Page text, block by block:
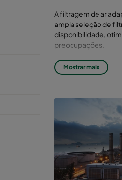
A filtragem de ar
ampla seleção de
disponibilidade,
preocupações.
Os arredores
máquinas. Isso é
condições climáticas.
Nossos módulossão
portas de fácil
combustível são
de suporte de carga
acústico, são feitas
Mostrar mais